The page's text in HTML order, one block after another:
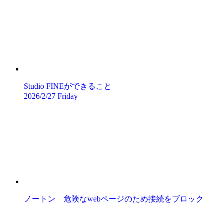
Studio FINEができること
2026/2/27 Friday
ノートン 危険なwebページのため接続をブロック